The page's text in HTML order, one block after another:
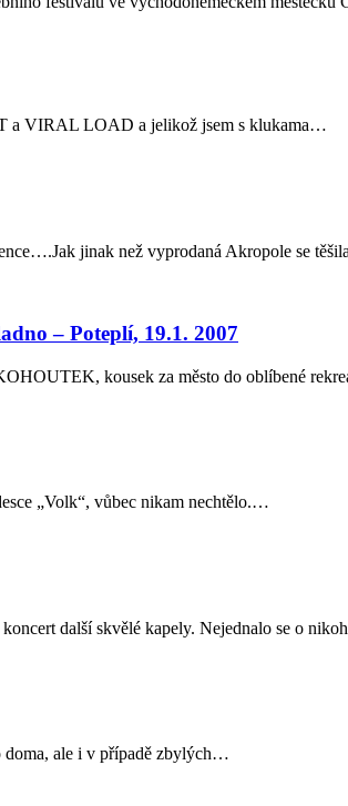
a VIRAL LOAD a jelikož jsem s klukama…
jinak než vyprodaná Akropole se
– Poteplí, 19.1. 2007
kousek za město do oblíbené
„Volk“, vůbec nikam nechtělo.…
další skvělé kapely. Nejednalo se o
doma, ale i v případě zbylých…